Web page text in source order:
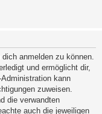
anmelden zu können.
und ermöglicht dir,
kann
zuweisen.
die verwandten
auch die jeweiligen